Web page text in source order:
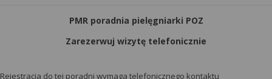
PMR poradnia pielęgniarki POZ
Zarezerwuj wizytę telefonicznie
Rejestracja do tej poradni wymaga telefonicznego kontaktu